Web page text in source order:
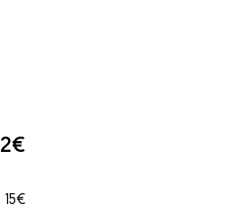
15€